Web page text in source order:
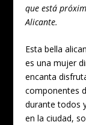
que está
Alicante.
Esta bella
es una mujer
encanta
componentes
durante todos
en la ciudad,